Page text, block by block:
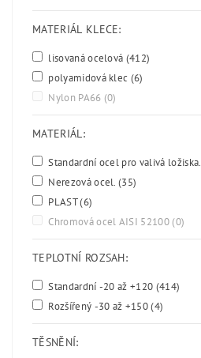
MATERIÁL KLECE:
lisovaná ocelová (412)
polyamidová klec (6)
Nylon PA66 (0)
MATERIÁL:
Standardní ocel pro valivá ložiska.
Nerezová ocel.(35)
PLAST(6)
Chromová ocel AISI 52100 (0)
TEPLOTNÍ ROZSAH:
Standardní -20 až +120 (414)
Rozšířený -30 až +150(4)
TĚSNĚNÍ: